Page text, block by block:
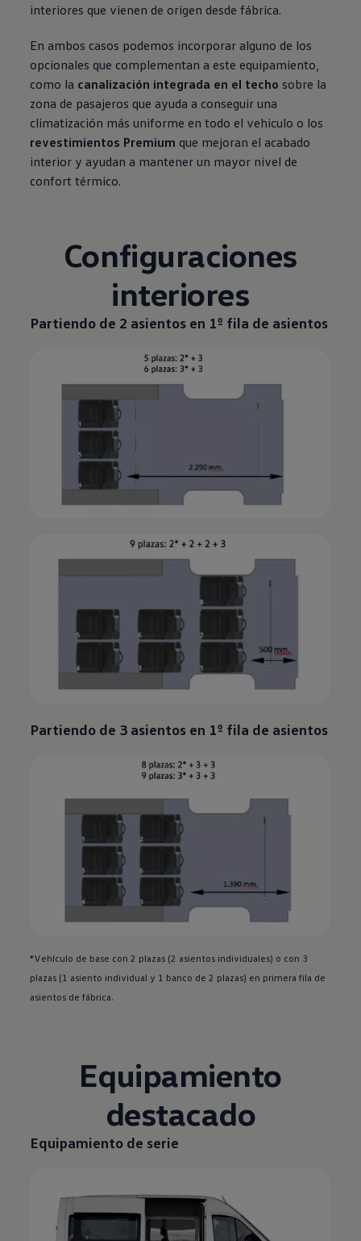
interiores que vienen de origen desde fábrica.
En ambos casos podemos incorporar alguno de los
opcionales que complementan a este equipamiento,
como la canalización integrada en el techo sobre la
zona de pasajeros que ayuda a conseguir una
climatización más uniforme en todo el vehiculo o los
revestimientos Premium que mejoran el acabado
interior y ayudan a mantener un mayor nivel de
confort térmico.
Configuraciones
interiores
Partiendo de 2 asientos en 1º fila de asientos
Partiendo de 3 asientos en 1º fila de asientos
*Vehículo de base con 2 plazas (2 asientos individuales) o con 3
plazas (1 asiento individual y 1 banco de 2 plazas) en primera fila de
asientos de fábrica.
Equipamiento
destacado
Equipamiento de serie